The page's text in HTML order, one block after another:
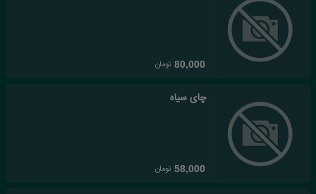
80,000 تومان
چای سیاه
58,000 تومان